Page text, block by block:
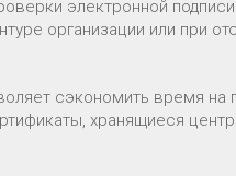
электронной
организации или при
сэкономить время на
хранящиеся